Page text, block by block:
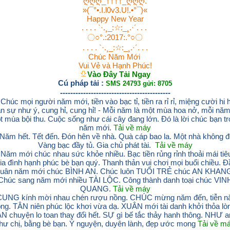
»(¯°•.I.l0v3.U!.•°¯)«
Happy New Year
. . . . `·.¸_:☆:_¸.·´. . .
〇○°.:2017:.°○〇
. . . . `·.¸_:☆:_¸.·´. . .
Chúc Năm Mới
Vui Vẻ và Hạnh Phúc!
Vào Đây Tải Ngay
Cú pháp tải : SMS 24793 gửi: 8705
-------------------------------------------
mọi người năm mới, tiền vào bạc tỉ, tiền ra rỉ rỉ, miệng cười hi
sự như ý, cung hỉ, cung hỉ! - Mỗi năm là một mùa hoa nở, mỗi
mùa bội thu. Cuộc sống như cái cây đang lớn. Đó là lời chúc bạn
năm mới. Tải về máy
hết. Tết đến. Đón hên về nhà. Quà cáp bao la. Một nhà không
Vàng bạc đầy tủ. Gia chủ phát tài. Tải về máy
mới chúc nhau sức khỏe nhiều. Bạc tiền rủng rỉnh thoải mái
đình hạnh phúc bè bạn quý. Thanh thản vui chơi mọi buổi chiều.
năm mới chúc BÌNH AN. Chúc luôn TUỔI TRẺ chúc AN
sang năm mới nhiều TÀI LỘC. Công thành danh toại chúc
QUANG. Tải về máy
kính mời nhau chén rượu nồng. CHÚC mừng năm đến, tiễn
TÂN niên phúc lộc khơi vừa dạ. XUÂN mới tài danh khởi thỏa
chuyện lo toan thay đổi hết. SỰ gì bế tắc thảy hanh thông. NHƯ
chị, bằng bè bạn. Ý nguyện, duyên lành, đẹp ước mong Tải về